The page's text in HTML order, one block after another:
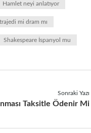
Hamlet neyi anlatıyor
mi dram mı
Shakespeare İspanyol mu
Sonraki Yazı
Taksitle Ödenir Mi